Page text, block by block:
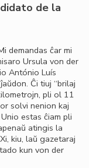
de la
demandas ĉar mi
Ursula von der
António Luís
Ĉi tiuj “brilaj
pli ol 11
solvi nenion kaj
estas ĉiam pli
atingis la
kiu, laŭ gazetaraj
kun von der